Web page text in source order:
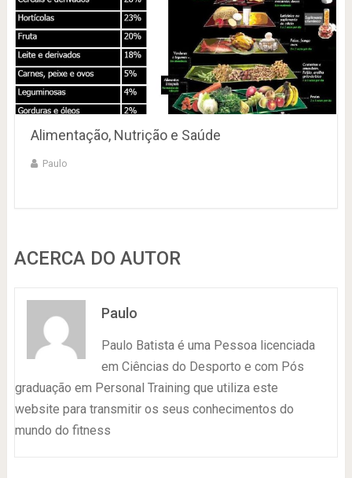
Alimentação, Nutrição e Saúde
Paulo
ACERCA DO AUTOR
Paulo
Paulo Batista é uma Pessoa licenciada
em Ciências do Desporto e com Pós
graduação em Personal Training que utiliza este
website para transmitir os seus conhecimentos do
mundo do fitness